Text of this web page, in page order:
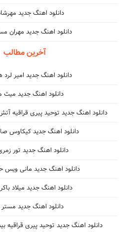
دانلود اهنگ جدید
دانلود اهنگ جدید مهران
آخرین مطالب
دانلود اهنگ جدید امیر لرد
دانلود اهنگ جدید
دانلود اهنگ جدید توحید پیری
دانلود اهنگ جدید کیکاوس
دانلود اهنگ جدید تور
دانلود اهنگ جدید مانی ویس
دانلود اهنگ جدید میلاد
دانلود اهنگ جدید مستر
دانلود اهنگ جدید توحید پیری